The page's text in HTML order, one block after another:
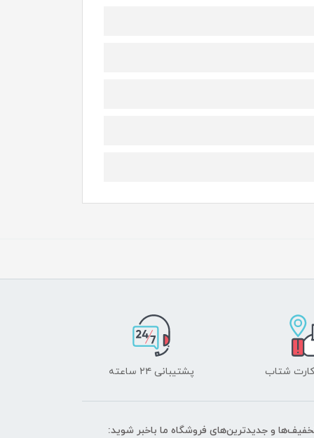
کارت شتاب پشتیبانی ۲۴ ساعته
و جدیدترین‌های فروشگاه ما باخبر شوید: